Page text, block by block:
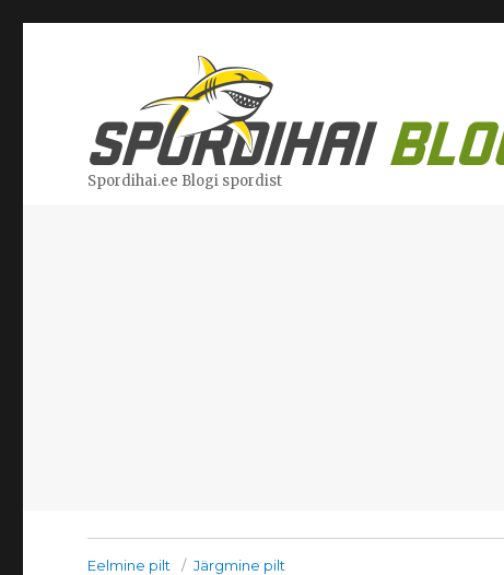
Spordihai.ee Blogi spordist
Eelmine pilt Järgmine pilt